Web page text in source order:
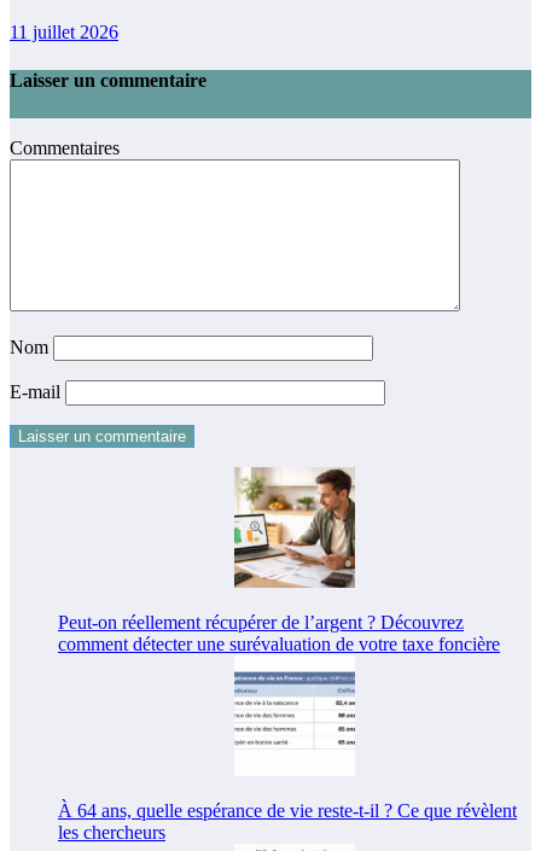
11 juillet 2026
Laisser un commentaire
Commentaires
Nom
E-mail
Peut-on réellement récupérer de l’argent ? Découvrez
comment détecter une surévaluation de votre taxe foncière
À 64 ans, quelle espérance de vie reste-t-il ? Ce que révèlent
les chercheurs